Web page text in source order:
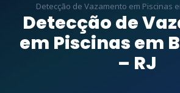
Detecção de Vazamento em Piscinas
Detecção de
em Piscinas em
– RJ